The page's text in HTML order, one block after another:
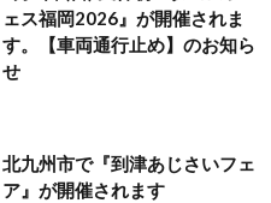
ェス福岡2026』が開催されま
す。【車両通行止め】のお知ら
せ
北九州市で『到津あじさいフェ
ア』が開催されます